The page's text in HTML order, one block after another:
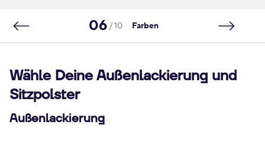
06 / 10 Farben
Wähle Deine Außenlackierung und
Sitzpolster
Außenlackierung